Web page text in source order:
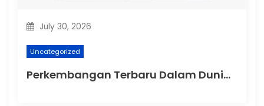
July 30, 2026
Uncategorized
Perkembangan Terbaru Dalam Dunia Politik Australia